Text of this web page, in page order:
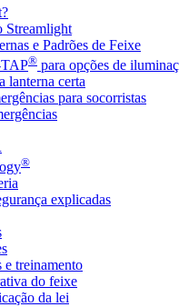
Streamlight
e Padrões de Feixe
® para opções de
lanterna certa
para socorristas
®
explicadas
e treinamento
do feixe
da lei